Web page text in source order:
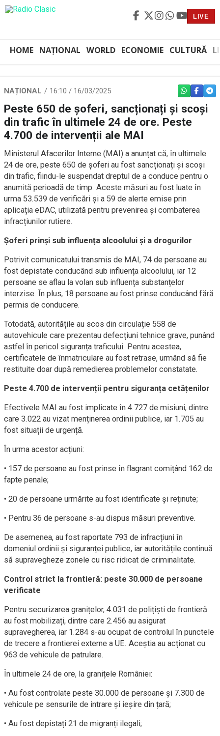
LIVE
HOME NAȚIONAL WORLD ECONOMIE CULTURĂ
NAȚIONAL 16:10 / 16/03/2025 WHATSAPP
Peste 650 de șoferi, sancționați și scoși
din trafic în ultimele 24 de ore. Peste
4.700 de intervenții ale MAI
Ministerul Afacerilor Interne (MAI) a anunțat că, în ultimele
24 de ore, peste 650 de șoferi au fost sancționați și scoși
din trafic, fiindu-le suspendat dreptul de a conduce pentru o
anumită perioadă de timp. Aceste măsuri au fost luate în
urma 53.539 de verificări și a 59 de alerte emise prin
aplicația eDAC, utilizată pentru prevenirea și combaterea
infracțiunilor rutiere.
Șoferi prinși sub influența alcoolului și a drogurilor
Potrivit comunicatului transmis de MAI, 74 de persoane au
fost depistate conducând sub influența alcoolului, iar 12
persoane se aflau la volan sub influența substanțelor
interzise. În plus, 18 persoane au fost prinse conducând fără
permis de conducere.
Totodată, autoritățile au scos din circulație 558 de
autovehicule care prezentau defecțiuni tehnice grave, punând
astfel în pericol siguranța traficului. Pentru acestea,
certificatele de înmatriculare au fost retrase, urmând să fie
restituite doar după remedierea problemelor constatate.
Peste 4.700 de intervenții pentru siguranța cetățenilor
Efectivele MAI au fost implicate în 4.727 de misiuni, dintre
care 3.022 au vizat menținerea ordinii publice, iar 1.705 au
fost situații de urgență.
În urma acestor acțiuni:
• 157 de persoane au fost prinse în flagrant comițând 162 de
fapte penale;
• 20 de persoane urmărite au fost identificate și reținute;
• Pentru 36 de persoane s-au dispus măsuri preventive.
De asemenea, au fost raportate 793 de infracțiuni în
domeniul ordinii și siguranței publice, iar autoritățile continuă
să supravegheze zonele cu risc ridicat de criminalitate.
Control strict la frontieră: peste 30.000 de persoane
verificate
Pentru securizarea granițelor, 4.031 de polițiști de frontieră
au fost mobilizați, dintre care 2.456 au asigurat
supravegherea, iar 1.284 s-au ocupat de controlul în punctele
de trecere a frontierei externe a UE. Aceștia au acționat cu
963 de vehicule de patrulare.
În ultimele 24 de ore, la granițele României:
• Au fost controlate peste 30.000 de persoane și 7.300 de
vehicule pe sensurile de intrare și ieșire din țară;
• Au fost depistați 21 de migranți ilegali;